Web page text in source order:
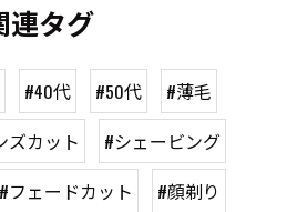
連タグ
#40代 #50代
#薄毛
ズカット
#シェービング
#フェードカット
#顔剃り